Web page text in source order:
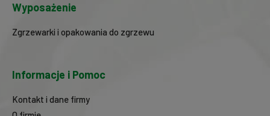
Wyposażenie
Zgrzewarki i opakowania do zgrzewu
Informacje i Pomoc
Kontakt i dane firmy